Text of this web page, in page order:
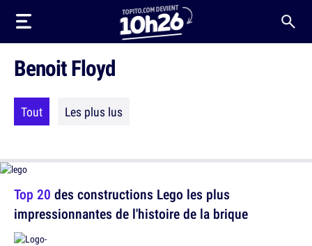
Benoit Floyd
Tout Les plus lus
Top 20 des constructions Lego les plus
impressionnantes de l'histoire de la brique